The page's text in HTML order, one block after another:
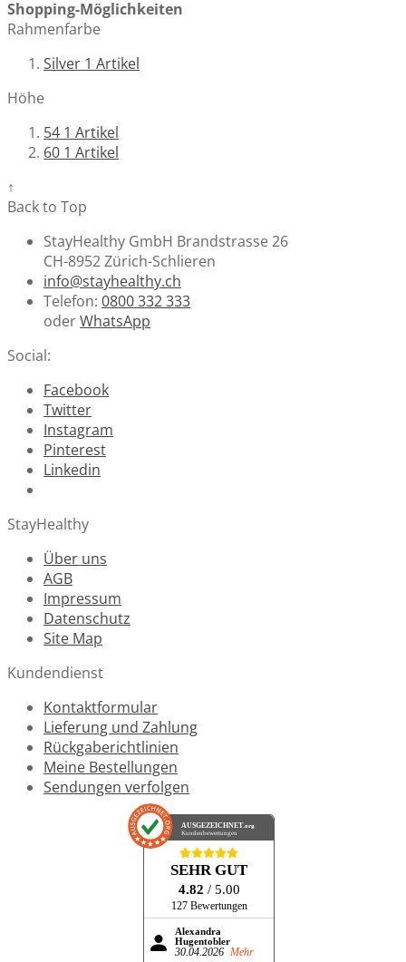
Shopping-Möglichkeiten
Rahmenfarbe
Silver 1 Artikel
Höhe
54 1 Artikel
60 1 Artikel
↑
Back to Top
StayHealthy GmbH Brandstrasse 26
CH-8952 Zürich-Schlieren
info@stayhealthy.ch
Telefon: 0800 332 333
oderWhatsApp
Social:
Facebook
Twitter
Instagram
Pinterest
Linkedin
StayHealthy
Über uns
AGB
Impressum
Datenschutz
Site Map
Kundendienst
Kontaktformular
Lieferung und Zahlung
Rückgaberichtlinien
Meine Bestellungen
Sendungen verfolgen
AUSGEZEICHNET.org
Kundenbewertungen
SEHR GUT
4.82 / 5.00
127 Bewertungen
Alexandra
Hugentobler
30.04.2026 Mehr